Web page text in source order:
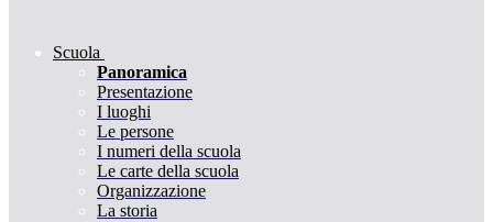
Scuola
Panoramica
Presentazione
I luoghi
Le persone
I numeri della scuola
Le carte della scuola
Organizzazione
La storia